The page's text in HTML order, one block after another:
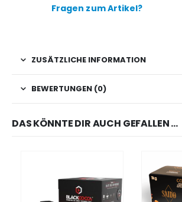
Fragen zum Artikel?
ZUSÄTZLICHE INFORMATION
BEWERTUNGEN (0)
DAS KÖNNTE DIR AUCH GEFALLEN …